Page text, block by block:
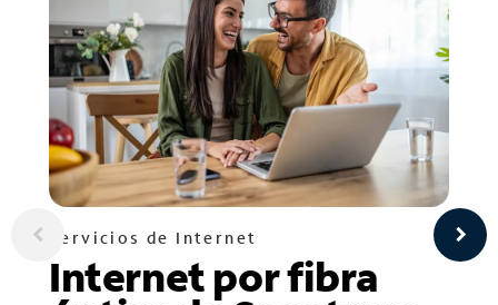
Servicios de Internet
Internet por fibra